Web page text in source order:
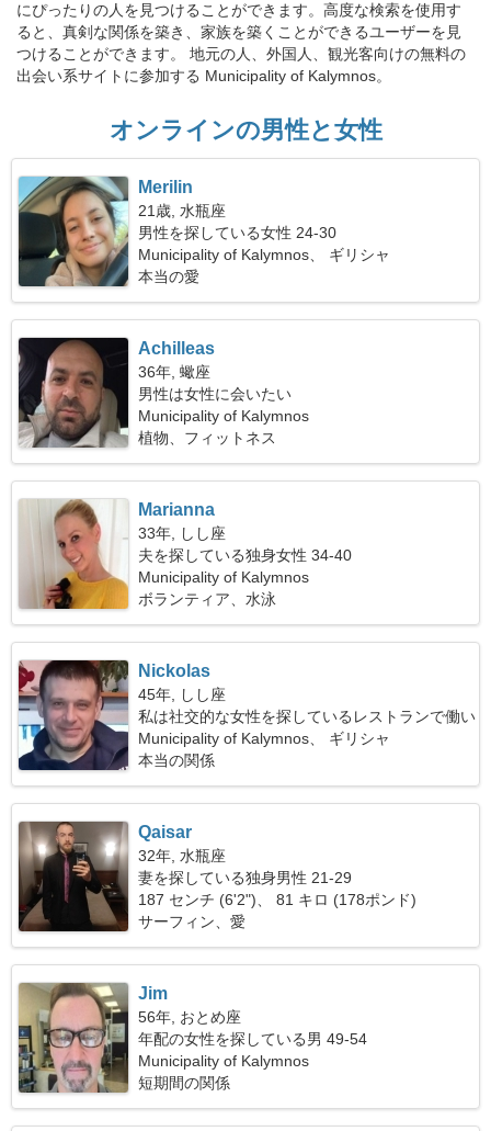
にぴったりの人を見つけることができます。高度な検索を使用す
ると、真剣な関係を築き、家族を築くことができるユーザーを見
つけることができます。 地元の人、外国人、観光客向けの無料の
出会い系サイトに参加する Municipality of Kalymnos。
オンラインの男性と女性
Merilin
21歳, 水瓶座
男性を探している女性 24-30
Municipality of Kalymnos、 ギリシャ
本当の愛
Achilleas
36年, 蠍座
男性は女性に会いたい
Municipality of Kalymnos
植物、フィットネス
Marianna
33年, しし座
夫を探している独身女性 34-40
Municipality of Kalymnos
ボランティア、水泳
Νickolas
45年, しし座
私は社交的な女性を探しているレストランで働い
ています
Municipality of Kalymnos、 ギリシャ
本当の関係
Qaisar
32年, 水瓶座
妻を探している独身男性 21-29
187 センチ (6'2")、 81 キロ (178ポンド)
サーフィン、愛
Jim
56年, おとめ座
年配の女性を探している男 49-54
Municipality of Kalymnos
短期間の関係